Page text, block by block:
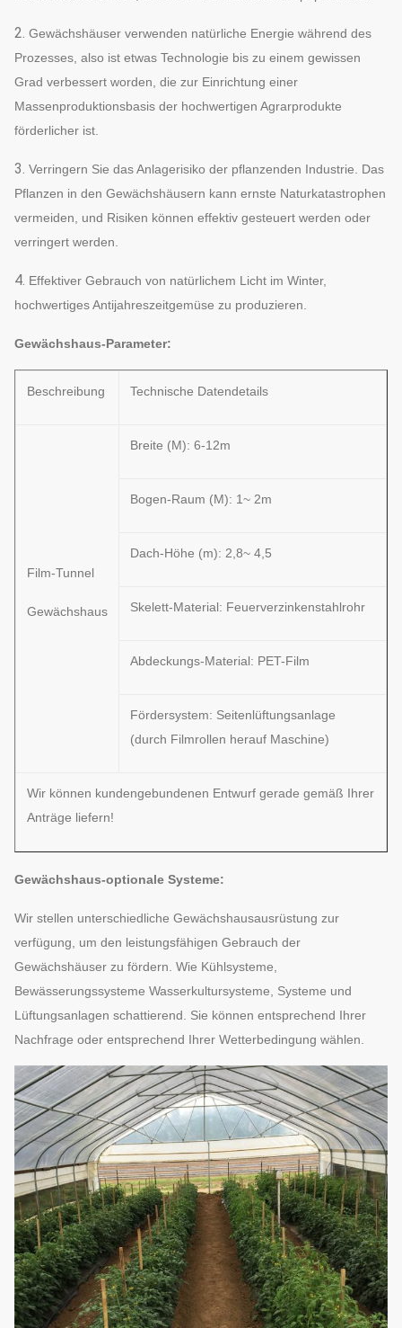
2. Gewächshäuser verwenden natürliche Energie während des
Prozesses, also ist etwas Technologie bis zu einem gewissen
Grad verbessert worden, die zur Einrichtung einer
Massenproduktionsbasis der hochwertigen Agrarprodukte
förderlicher ist.
3. Verringern Sie das Anlagerisiko der pflanzenden Industrie. Das
Pflanzen in den Gewächshäusern kann ernste Naturkatastrophen
vermeiden, und Risiken können effektiv gesteuert werden oder
verringert werden.
4. Effektiver Gebrauch von natürlichem Licht im Winter,
hochwertiges Antijahreszeitgemüse zu produzieren.
Gewächshaus-Parameter:
Beschreibung Technische Datendetails
Film-Tunnel
Gewächshaus
Breite (M): 6-12m
Bogen-Raum (M): 1~ 2m
Dach-Höhe (m): 2,8~ 4,5
Skelett-Material: Feuerverzinkenstahlrohr
Abdeckungs-Material: PET-Film
Fördersystem: Seitenlüftungsanlage
(durch Filmrollen herauf Maschine)
Wir können kundengebundenen Entwurf gerade gemäß Ihrer
Anträge liefern!
Gewächshaus-optionale Systeme:
Wir stellen unterschiedliche Gewächshausausrüstung zur
verfügung, um den leistungsfähigen Gebrauch der
Gewächshäuser zu fördern. Wie Kühlsysteme,
Bewässerungssysteme Wasserkultursysteme, Systeme und
Lüftungsanlagen schattierend. Sie können entsprechend Ihrer
Nachfrage oder entsprechend Ihrer Wetterbedingung wählen.